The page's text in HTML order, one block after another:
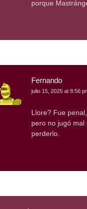
porque
Fernando
julio 15, 2025 at 8:56
Llore? Fue
pero no jugó
perderlo.